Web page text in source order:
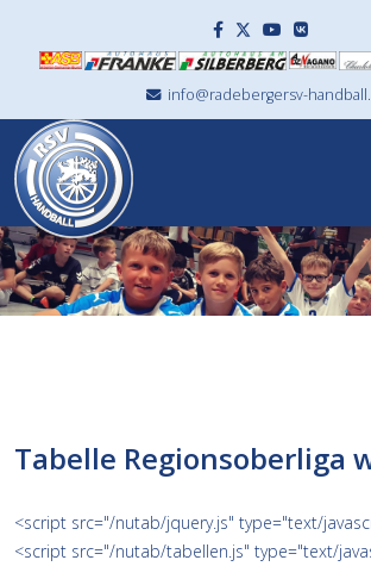
info@radebergersv-
Tabelle Regionsoberliga
<script src="/nutab/jquery.js" type="text/
<script src="/nutab/tabellen.js" type="text/